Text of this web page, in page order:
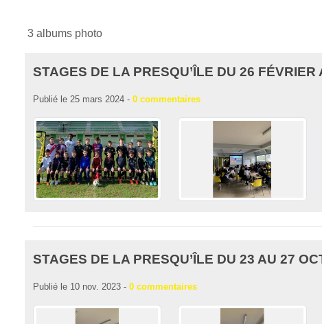
3 albums photo
STAGES DE LA PRESQU’ÎLE DU 26
Publié le 25 mars 2024 - 0 commentaires
STAGES DE LA PRESQU’ÎLE DU 23 AU 27
Publié le 10 nov. 2023 - 0 commentaires